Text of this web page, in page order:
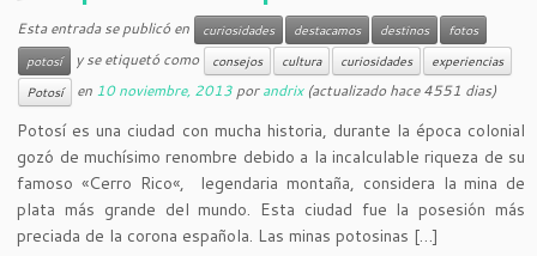
Esta entrada se publicó en curiosidades destacamos destinos
fotos
potosí
y se etiquetó como consejos cultura curiosidades
experiencias
Potosí
en 10 noviembre, 2013 porandrix(actualizado hace 4551 dias)
Potosí es una ciudad con mucha historia, durante la época colonial
gozó de muchísimo renombre debido a la incalculable riqueza de su
famoso «Cerro Rico«, legendaria montaña, considera la mina de
plata más grande del mundo. Esta ciudad fue la posesión más
preciada de la corona española. Las minas potosinas […]